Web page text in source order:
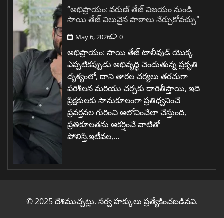
“అభిప్రాయం: వరుణ్ తేజ్ విజయం నుండి
సాయి తేజ్ విలువైన పాఠాలు నేర్చుకోవచ్చు”
May 6, 2026 0
అభిప్రాయం: సాయి తేజ్ టాలీవుడ్ యొక్క
ఎప్పటికప్పుడు అభివృద్ధి చెందుతున్న ప్రకృతి
దృశ్యంలో, దాని తారల చర్యలు తరచుగా
పరిశీలన మరియు చర్చకు దారితీస్తాయి, ఇది
ప్రేక్షకులకు సానుకూలంగా ప్రతిధ్వనించే
ప్రవర్తనల గురించి ఆలోచించేలా చేస్తుంది,
ప్రతికూలతను ఆకర్షించే వాటితో
పోలిస్తే.ఇటీవల,…
© 2025 దేశిముచ్చట్లు. సర్వ హక్కులు ప్రత్యేకించబడినవి.